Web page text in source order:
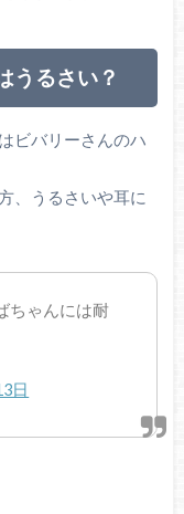
うるさい？
ビバリーさんのハ
、うるさいや耳に
ちゃんには耐
日